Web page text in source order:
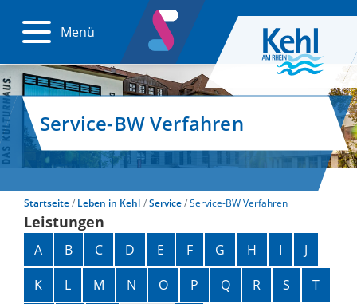
Menü
Service-BW Verfahren
Startseite Leben in Kehl Service Service-BW Verfahren
Leistungen
Alphabetisches Register überspringen
A B C D E F G H I
J
K
L M N O P Q R S
T